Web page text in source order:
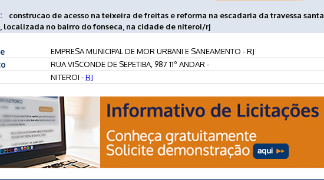
construcao de acesso na teixeira de freitas e reforma na escadaria da travessa santa
localizada no bairro do fonseca, na cidade de niteroi/rj
EMPRESA MUNICIPAL DE MOR URBANI E SANEAMENTO - RJ
RUA VISCONDE DE SEPETIBA, 987 11º ANDAR -
NITEROI -RJ